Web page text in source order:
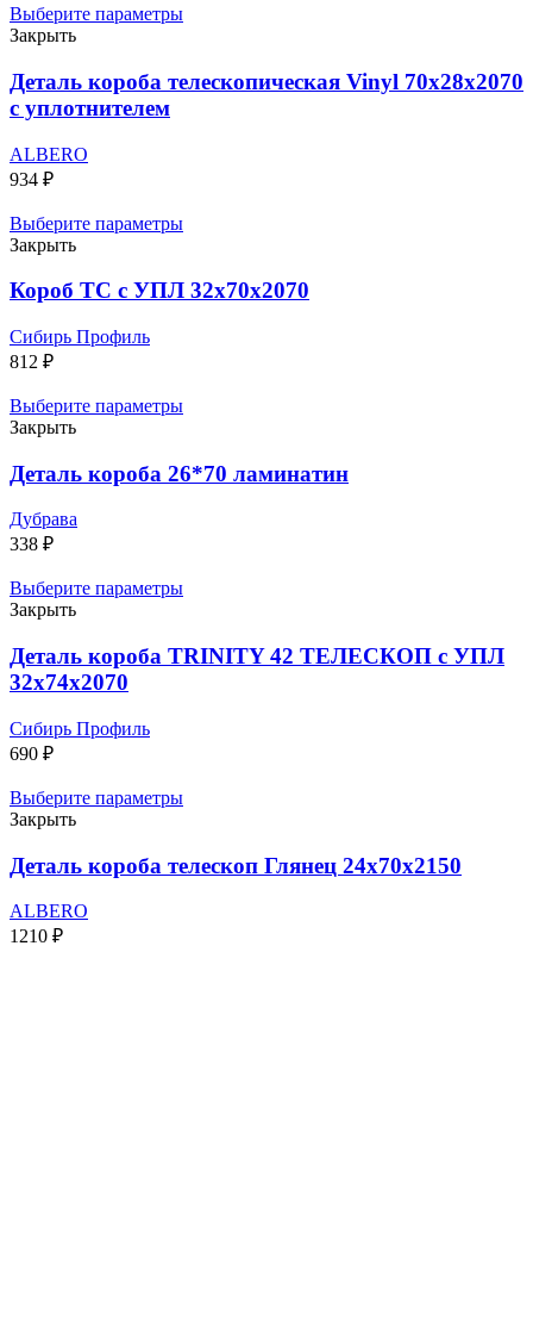
Выберите параметры
Закрыть
Деталь короба телескопическая Vinyl 70х28х2070
с уплотнителем
ALBERO
934 ₽
Выберите параметры
Закрыть
Короб ТС с УПЛ 32х70х2070
Сибирь Профиль
812 ₽
Выберите параметры
Закрыть
Деталь короба 26*70 ламинатин
Дубрава
338 ₽
Выберите параметры
Закрыть
Деталь короба TRINITY 42 ТЕЛЕСКОП с УПЛ
32х74х2070
Сибирь Профиль
690 ₽
Выберите параметры
Закрыть
Деталь короба телескоп Глянец 24х70х2150
ALBERO
1210 ₽